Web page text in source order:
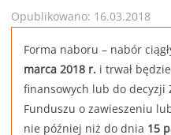
Opublikowano: 16.03.2018
Forma naboru – nabór
marca 2018 r.i trwał
finansowych lub do decyzji
Funduszu o zawieszeniu
nie później niż do dnia 15